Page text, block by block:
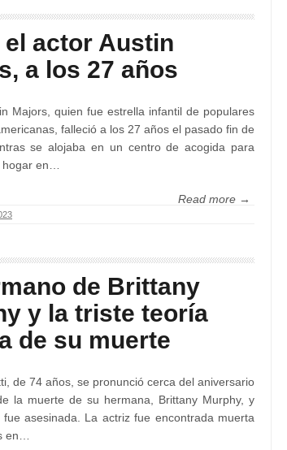
el actor Austin
a los 27 años
Majors, quien fue estrella infantil de populares
falleció a los 27 años el pasado fin de
se alojaba en un centro de acogida para
en…
Read more →
de Brittany
y la triste teoría
de su muerte
de 74 años, se pronunció cerca del aniversario
la muerte de su hermana, Brittany Murphy, y
asesinada. La actriz fue encontrada muerta
en…